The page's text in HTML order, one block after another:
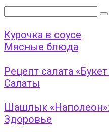
Поиск:
Курочка в соусе
Мясные блюда
Рецепт салата
Салаты
Шашлык
Здоровье